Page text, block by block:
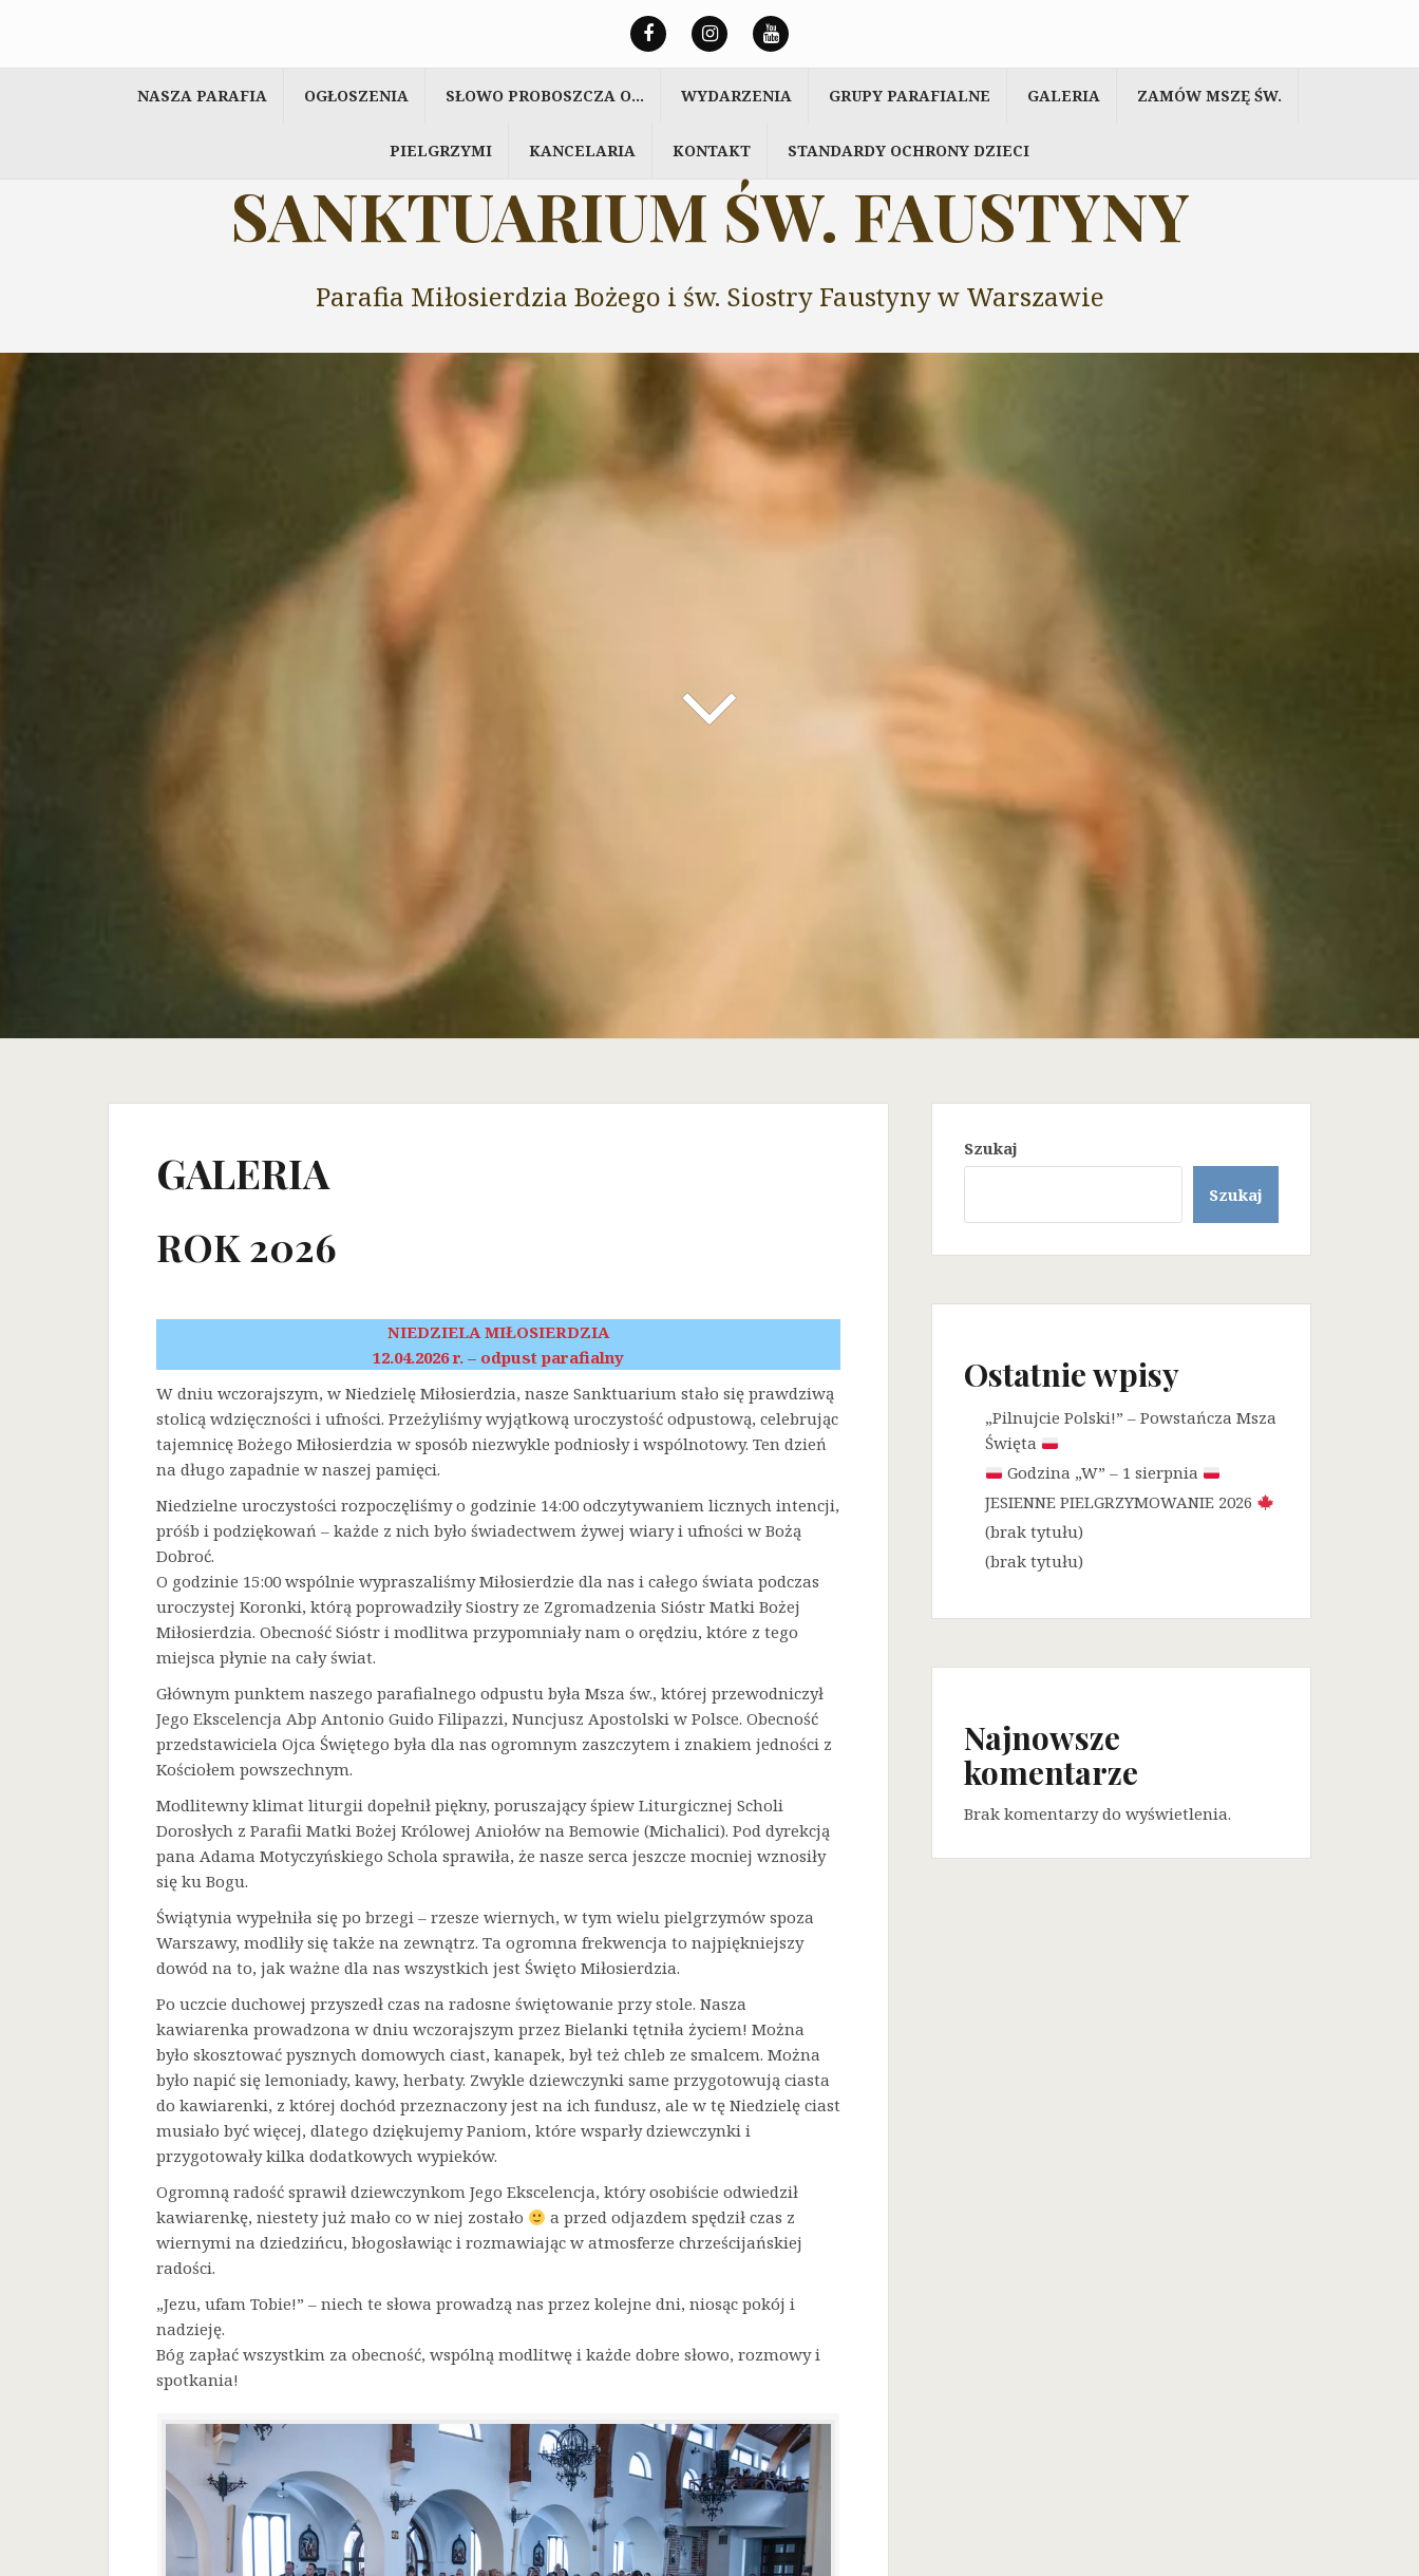
treści
NASZA PARAFIA OGŁOSZENIA SŁOWO PROBOSZCZA O… WYDARZENIA GRUPY PARAFIALNE GALERIA ZAMÓW MSZĘ ŚW.
PIELGRZYMI KANCELARIA KONTAKT STANDARDY OCHRONY DZIECI
SANKTUARIUM ŚW. FAUSTYNY
Parafia Miłosierdzia Bożego i św. Siostry Faustyny w Warszawie
GALERIA
ROK 2026
NIEDZIELA MIŁOSIERDZIA
12.04.2026 r. – odpust parafialny
W dniu wczorajszym, w Niedzielę Miłosierdzia, nasze Sanktuarium stało się prawdziwą
stolicą wdzięczności i ufności. Przeżyliśmy wyjątkową uroczystość odpustową, celebrując
tajemnicę Bożego Miłosierdzia w sposób niezwykle podniosły i wspólnotowy. Ten dzień
na długo zapadnie w naszej pamięci.
Niedzielne uroczystości rozpoczęliśmy o godzinie 14:00 odczytywaniem licznych intencji,
próśb i podziękowań – każde z nich było świadectwem żywej wiary i ufności w Bożą
Dobroć.
O godzinie 15:00 wspólnie wypraszaliśmy Miłosierdzie dla nas i całego świata podczas
uroczystej Koronki, którą poprowadziły Siostry ze Zgromadzenia Sióstr Matki Bożej
Miłosierdzia. Obecność Sióstr i modlitwa przypomniały nam o orędziu, które z tego
miejsca płynie na cały świat.
Głównym punktem naszego parafialnego odpustu była Msza św., której przewodniczył
Jego Ekscelencja Abp Antonio Guido Filipazzi, Nuncjusz Apostolski w Polsce. Obecność
przedstawiciela Ojca Świętego była dla nas ogromnym zaszczytem i znakiem jedności z
Kościołem powszechnym.
Modlitewny klimat liturgii dopełnił piękny, poruszający śpiew Liturgicznej Scholi
Dorosłych z Parafii Matki Bożej Królowej Aniołów na Bemowie (Michalici). Pod dyrekcją
pana Adama Motyczyńskiego Schola sprawiła, że nasze serca jeszcze mocniej wznosiły
się ku Bogu.
Świątynia wypełniła się po brzegi – rzesze wiernych, w tym wielu pielgrzymów spoza
Warszawy, modliły się także na zewnątrz. Ta ogromna frekwencja to najpiękniejszy
dowód na to, jak ważne dla nas wszystkich jest Święto Miłosierdzia.
Po uczcie duchowej przyszedł czas na radosne świętowanie przy stole. Nasza
kawiarenka prowadzona w dniu wczorajszym przez Bielanki tętniła życiem! Można
było skosztować pysznych domowych ciast, kanapek, był też chleb ze smalcem. Można
było napić się lemoniady, kawy, herbaty. Zwykle dziewczynki same przygotowują ciasta
do kawiarenki, z której dochód przeznaczony jest na ich fundusz, ale w tę Niedzielę ciast
musiało być więcej, dlatego dziękujemy Paniom, które wsparły dziewczynki i
przygotowały kilka dodatkowych wypieków.
Ogromną radość sprawił dziewczynkom Jego Ekscelencja, który osobiście odwiedził
kawiarenkę, niestety już mało co w niej zostało
a przed odjazdem spędził czas z
wiernymi na dziedzińcu, błogosławiąc i rozmawiając w atmosferze chrześcijańskiej
radości.
„Jezu, ufam Tobie!” – niech te słowa prowadzą nas przez kolejne dni, niosąc pokój i
nadzieję.
Bóg zapłać wszystkim za obecność, wspólną modlitwę i każde dobre słowo, rozmowy i
spotkania!
Szukaj
Szukaj
Ostatnie wpisy
„Pilnujcie Polski!” – Powstańcza Msza
Święta
Godzina „W” – 1 sierpnia
JESIENNE PIELGRZYMOWANIE 2026
(brak tytułu)
(brak tytułu)
Najnowsze
komentarze
Brak komentarzy do wyświetlenia.